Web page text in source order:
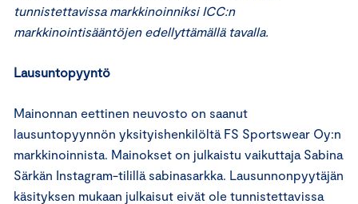
tunnistettavissa markkinoinniksi ICC:n
markkinointisääntöjen edellyttämällä tavalla.
Lausuntopyyntö
Mainonnan eettinen neuvosto on saanut
lausuntopyynnön yksityishenkilöltä FS Sportswear Oy:n
markkinoinnista. Mainokset on julkaistu vaikuttaja Sabina
Särkän Instagram-tilillä sabinasarkka. Lausunnonpyytäjän
käsityksen mukaan julkaisut eivät ole tunnistettavissa